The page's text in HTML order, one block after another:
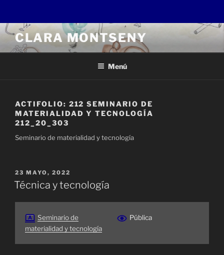
Saltar
contenido
CLARA MONTSENY
Menú
ACTIFOLIO: 212 SEMINARIO DE
MATERIALIDAD Y TECNOLOGÍA
212_20_303
Seminario de materialidad y tecnología
PUBLICADO
EL
23 MAYO, 2022
Técnica y tecnología
Seminario de
materialidad y tecnología
Pública